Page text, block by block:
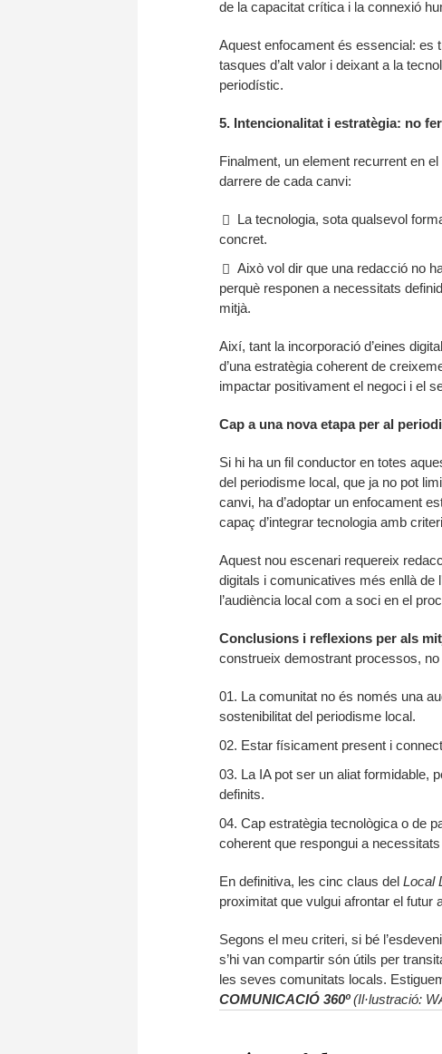
de la capacitat crítica i la connexió
Aquest enfocament és essencial: es
tasques d’alt valor i deixant a la
periodístic.
5. Intencionalitat i estratègia: no
Finalment, un element recurrent en
darrere de cada canvi:
La tecnologia, sota qualsevol
concret.
Això vol dir que una redacció no
perquè responen a necessitats
mitjà.
Així, tant la incorporació d’eines
d’una estratègia coherent de
impactar positivament el negoci i el
Cap a una nova etapa per al
Si hi ha un fil conductor en totes
del periodisme local, que ja no pot
canvi, ha d’adoptar un enfocament
capaç d’integrar tecnologia amb
Aquest nou escenari requereix
digitals i comunicatives més enllà de
l’audiència local com a soci en el
Conclusions i reflexions per als
construeix demostrant processos,
La comunitat no és només una
sostenibilitat del periodisme local.
Estar físicament present i
La IA pot ser un aliat formidable,
definits.
Cap estratègia tecnològica o de
coherent que respongui a
En definitiva, les cinc claus del Local
proximitat que vulgui afrontar el futur
Segons el meu criteri, si bé
s’hi van compartir són útils per
les seves comunitats locals.
COMUNICACIÓ 360º(Il·lustració: